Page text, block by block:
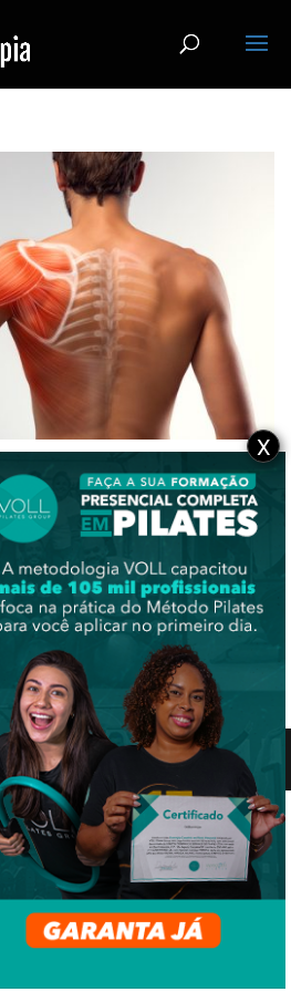
tudo sobre essa articulação
|Fisiologia
muitas articulações, sendo que cada
do braço por meio de ações
na articulação do ombro
de estabilizadores estáticos e
Todos os direitos reservados.
X